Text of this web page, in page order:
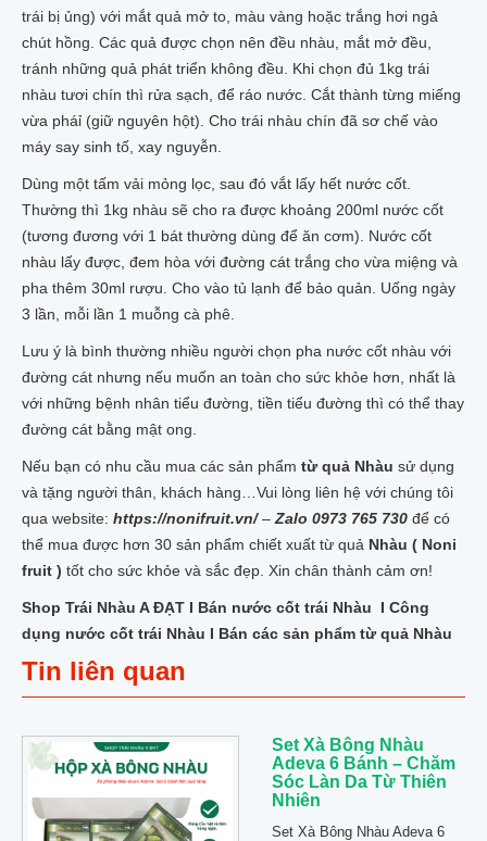
trái bị ủng) với mắt quả mở to, màu vàng hoặc trắng hơi ngả
chút hồng. Các quả được chọn nên đều nhàu, mắt mở đều,
tránh những quả phát triển không đều. Khi chọn đủ 1kg trái
nhàu tươi chín thì rửa sạch, để ráo nước. Cắt thành từng miếng
vừa pháỉ (giữ nguyên hột). Cho trái nhàu chín đã sơ chế vào
máy say sinh tố, xay nguyễn.
Dùng một tấm vải mỏng lọc, sau đó vắt lấy hết nước cốt.
Thường thì 1kg nhàu sẽ cho ra được khoảng 200ml nước cốt
(tương đương với 1 bát thường dùng để ăn cơm). Nước cốt
nhàu lấy được, đem hòa với đường cát trắng cho vừa miệng và
pha thêm 30ml rượu. Cho vào tủ lạnh để bảo quản. Uống ngày
3 lần, mỗi lần 1 muỗng cà phê.
Lưu ý là bình thường nhiều người chọn pha nước cốt nhàu với
đường cát nhưng nếu muốn an toàn cho sức khỏe hơn, nhất là
với những bệnh nhân tiểu đường, tiền tiểu đường thì có thể thay
đường cát bằng mật ong.
Nếu bạn có nhu cầu mua các sản phẩm từ quả Nhàu sử dụng
và tặng người thân, khách hàng…Vui lòng liên hệ với chúng tôi
qua website: https://nonifruit.vn/– Zalo 0973 765 730 để có
thể mua được hơn 30 sản phẩm chiết xuất từ quả Nhàu ( Noni
fruit ) tốt cho sức khỏe và sắc đẹp. Xin chân thành cảm ơn!
Shop Trái Nhàu A ĐẠT I Bán nước cốt trái Nhàu I Công
dụng nước cốt trái Nhàu I Bán các sản phẩm từ quả Nhàu
Tin liên quan
Set Xà Bông Nhàu
Adeva 6 Bánh – Chăm
Sóc Làn Da Từ Thiên
Nhiên
Set Xà Bông Nhàu Adeva 6